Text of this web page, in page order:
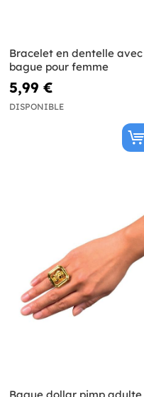
Bracelet en dentelle avec
bague pour femme
5,99 €
DISPONIBLE